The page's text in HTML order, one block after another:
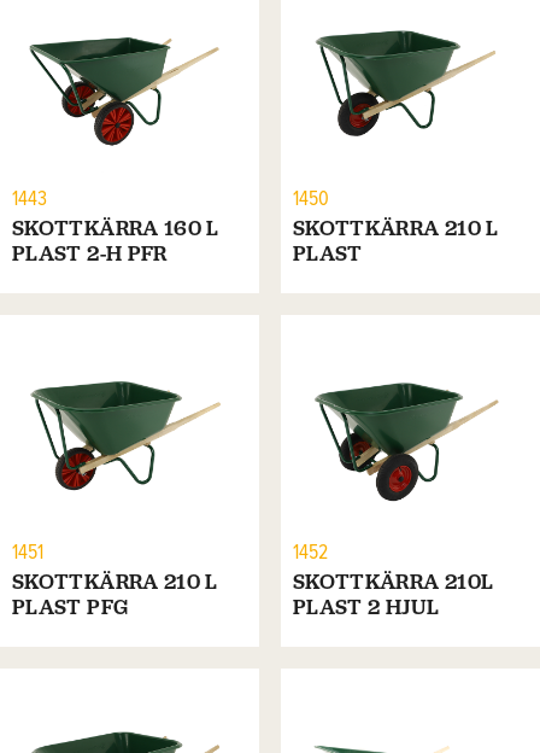
1443
SKOTTKÄRRA 160 L
PLAST 2-H PFR
1450
SKOTTKÄRRA 210 L
PLAST
1451
SKOTTKÄRRA 210 L
PLAST PFG
1452
SKOTTKÄRRA 210L
PLAST 2 HJUL